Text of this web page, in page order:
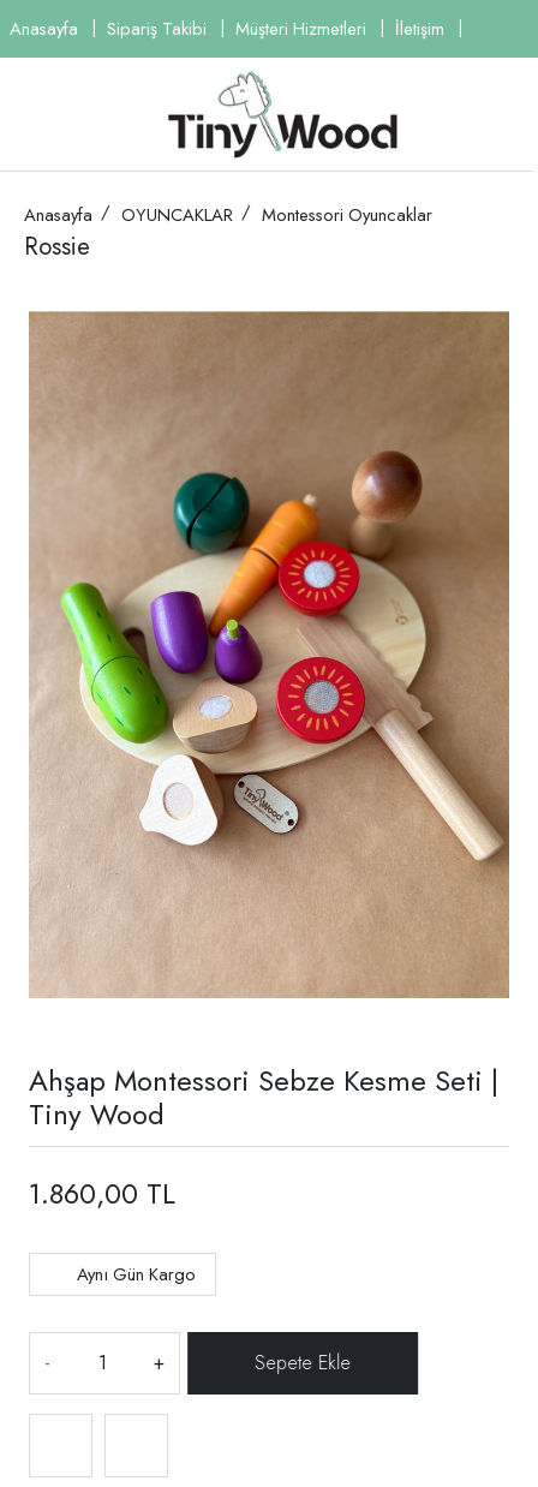
Anasayfa Sipariş Takibi Müşteri Hizmetleri İletişim
Anasayfa OYUNCAKLAR Montessori Oyuncaklar
Rossie
Ahşap Montessori Sebze Kesme Seti |
Tiny Wood
1.860,00 TL
Aynı Gün Kargo
- +